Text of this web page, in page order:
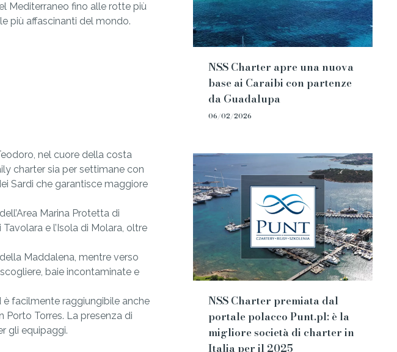
Mediterraneo fino alle rotte più
più affascinanti del mondo.
nel cuore della costa
charter sia per settimane con
Sardi che garantisce maggiore
Marina Protetta di
e l’Isola di Molara, oltre
Maddalena, mentre verso
baie incontaminate e
è facilmente raggiungibile anche
Torres. La presenza di
gli equipaggi.
NSS Charter apre una nuova
base ai Caraibi con partenze
da Guadalupa
06/02/2026
NSS Charter premiata dal
portale polacco Punt.pl: è la
migliore società di charter in
Italia per il 2025